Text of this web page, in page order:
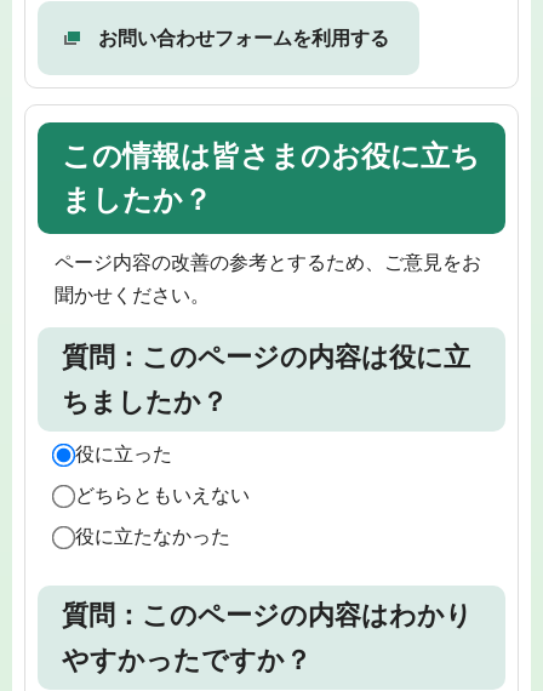
お問い合わせフォームを利用する
この情報は皆さまのお役に立ち
ましたか？
ページ内容の改善の参考とするため、ご意見をお
聞かせください。
質問：このページの内容は役に立
ちましたか？
役に立った
どちらともいえない
役に立たなかった
質問：このページの内容はわかり
やすかったですか？